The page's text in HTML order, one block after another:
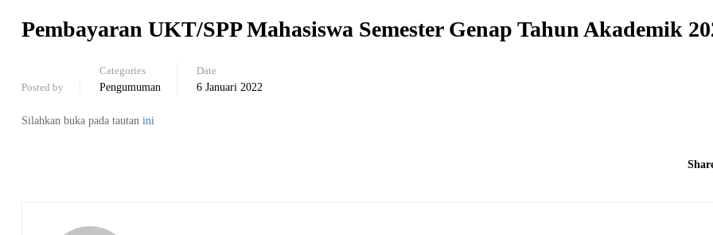
Pembayaran UKT/SPP Mahasiswa Semester Genap Tahun Akademik
Posted by
Categories
Pengumuman
Date
6 Januari 2022
Silahkan buka pada tautan ini